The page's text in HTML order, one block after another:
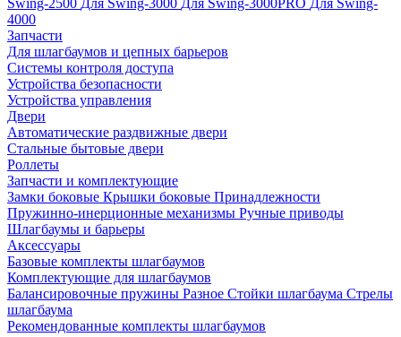
Swing-2500 Для Swing-3000 Для Swing-3000PRO Для Swing-
4000
Запчасти
Для шлагбаумов и цепных барьеров
Системы контроля доступа
Устройства безопасности
Устройства управления
Двери
Автоматические раздвижные двери
Стальные бытовые двери
Роллеты
Запчасти и комплектующие
Замки боковые Крышки боковые Принадлежности
Пружинно-инерционные механизмы Ручные приводы
Шлагбаумы и барьеры
Аксессуары
Базовые комплекты шлагбаумов
Комплектующие для шлагбаумов
Балансировочные пружины Разное Стойки шлагбаума Стрелы
шлагбаума
Рекомендованные комплекты шлагбаумов